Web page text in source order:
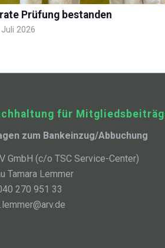
Prüfung bestanden
Juli 2026
für
zum Bankeinzug/Abbuchung
GmbH (c/o TSC Service-Center)
Tamara Lemmer
270 951 33